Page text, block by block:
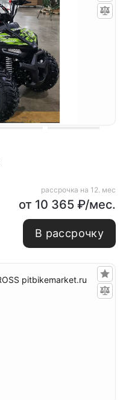
рассрочка на 12. мес
от 10 365 ₽/мес.
В рассрочку